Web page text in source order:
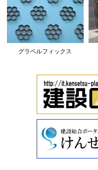
グラベルフィックス